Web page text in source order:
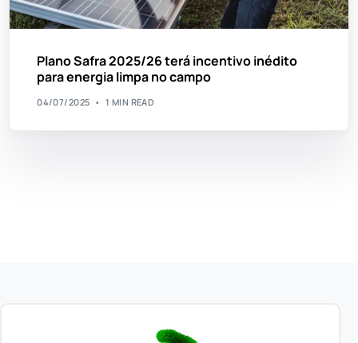
Plano Safra 2025/26 terá incentivo inédito
para energia limpa no campo
04/07/2025 1 MIN READ